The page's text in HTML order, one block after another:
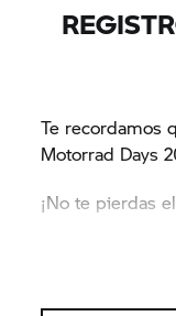
Te recordamos
Motorrad Days
¡No te pierdas